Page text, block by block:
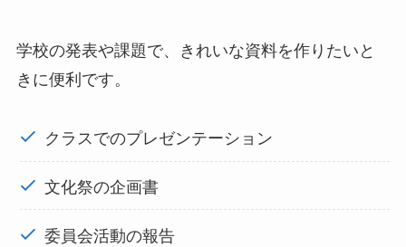
学校の発表や課題で、きれいな資料を作りたいと
きに便利です。
クラスでのプレゼンテーション
文化祭の企画書
委員会活動の報告